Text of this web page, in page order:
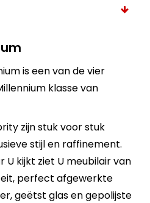
is een van de vier
klasse van
zijn stuk voor stuk
stijl en raffinement.
U kijkt ziet U meubilair van
perfect afgewerkte
geëtst glas en gepolijste